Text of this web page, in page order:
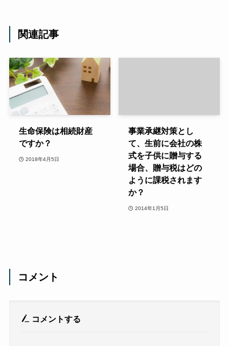
関連記事
生命保険は相続財産
ですか？
2018年4月5日
事業承継対策とし
て、生前に会社の株
式を子供に贈与する
場合、贈与税はどの
ように課税されます
か？
2014年1月5日
コメント
コメントする